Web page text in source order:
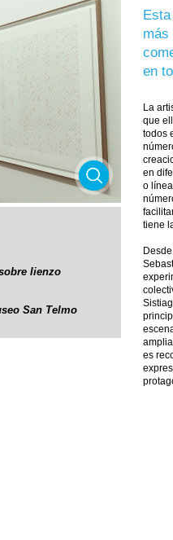
lienzo
San Telmo
más
en
La
que
todos
en
o
tiene
es